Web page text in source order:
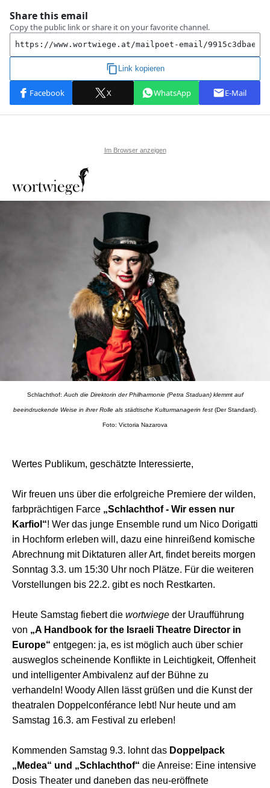
Im Browser anzeigen
Schlachthof: Auch die Direktorin der Philharmonie (Petra Staduan) klemmt auf
beeindruckende Weise in ihrer Rolle als städtische Kulturmanagerin fest (Der Standard).
Foto: Victoria Nazarova
Wertes Publikum, geschätzte Interessierte,
Wir freuen uns über die erfolgreiche Premiere der wilden,
farbprächtigen Farce „Schlachthof - Wir essen nur
Karfiol“! Wer das junge Ensemble rund um Nico Dorigatti
in Hochform erleben will, dazu eine hinreißend komische
Abrechnung mit Diktaturen aller Art, findet bereits morgen
Sonntag 3.3. um 15:30 Uhr noch Plätze. Für die weiteren
Vorstellungen bis 22.2. gibt es noch Restkarten.
Heute Samstag fiebert die wortwiege der Uraufführung
von „A Handbook for the Israeli Theatre Director in
Europe“ entgegen: ja, es ist möglich auch über schier
ausweglos scheinende Konflikte in Leichtigkeit, Offenheit
und intelligenter Ambivalenz auf der Bühne zu
verhandeln! Woody Allen lässt grüßen und die Kunst der
theatralen Doppelconférance lebt! Nur heute und am
Samstag 16.3. am Festival zu erleben!
Kommenden Samstag 9.3. lohnt das Doppelpack
„Medea“ und „Schlachthof“ die Anreise: Eine intensive
Dosis Theater und daneben das neu-eröffnete